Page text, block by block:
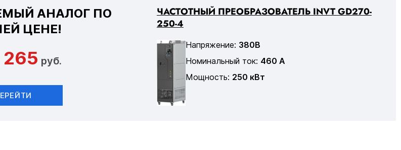
АНАЛОГ ПО
ЦЕНЕ!
руб.
ЧАСТОТНЫЙ ПРЕОБРАЗОВАТЕЛЬ INVT GD270-
250-4
Напряжение: 380В
Номинальный ток: 460 А
Мощность: 250 кВт